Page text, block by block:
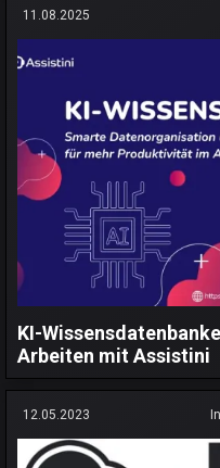
11.08.2025
KI-
Arbeiten mit Assistini
12.05.2023